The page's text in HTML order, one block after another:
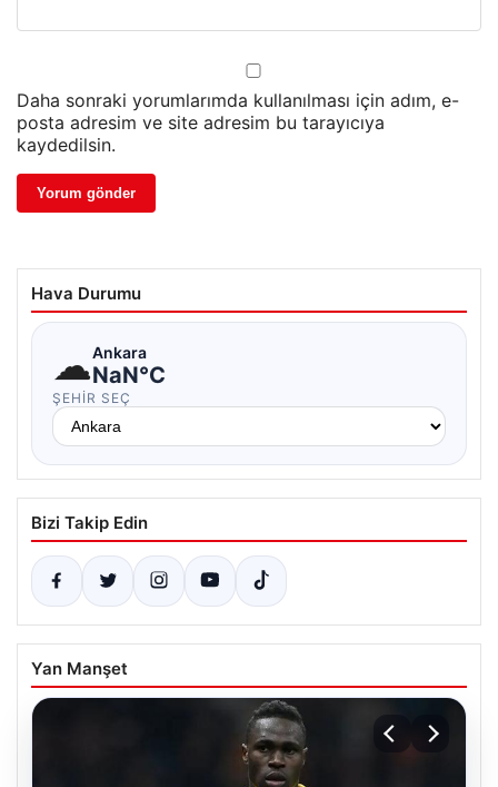
Daha sonraki yorumlarımda kullanılması için adım, e-
posta adresim ve site adresim bu tarayıcıya
kaydedilsin.
Hava Durumu
☁Ankara
NaN°C
ŞEHIR SEÇ
Bizi Takip Edin
Yan Manşet